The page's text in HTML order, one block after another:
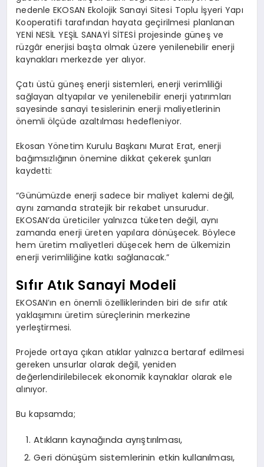
nedenle EKOSAN Ekolojik Sanayi Sitesi Toplu İşyeri Yapı
Kooperatifi tarafından hayata geçirilmesi planlanan
YENİ NESİL YEŞİL SANAYİ SİTESİ projesinde güneş ve
rüzgâr enerjisi başta olmak üzere yenilenebilir enerji
kaynakları merkezde yer alıyor.
Çatı üstü güneş enerji sistemleri, enerji verimliliği
sağlayan altyapılar ve yenilenebilir enerji yatırımları
sayesinde sanayi tesislerinin enerji maliyetlerinin
önemli ölçüde azaltılması hedefleniyor.
Ekosan Yönetim Kurulu Başkanı Murat Erat, enerji
bağımsızlığının önemine dikkat çekerek şunları
kaydetti:
“Günümüzde enerji sadece bir maliyet kalemi değil,
aynı zamanda stratejik bir rekabet unsurudur.
EKOSAN’da üreticiler yalnızca tüketen değil, aynı
zamanda enerji üreten yapılara dönüşecek. Böylece
hem üretim maliyetleri düşecek hem de ülkemizin
enerji verimliliğine katkı sağlanacak.”
Sıfır Atık Sanayi Modeli
EKOSAN’ın en önemli özelliklerinden biri de sıfır atık
yaklaşımını üretim süreçlerinin merkezine
yerleştirmesi.
Projede ortaya çıkan atıklar yalnızca bertaraf edilmesi
gereken unsurlar olarak değil, yeniden
değerlendirilebilecek ekonomik kaynaklar olarak ele
alınıyor.
Bu kapsamda;
Atıkların kaynağında ayrıştırılması,
Geri dönüşüm sistemlerinin etkin kullanılması,